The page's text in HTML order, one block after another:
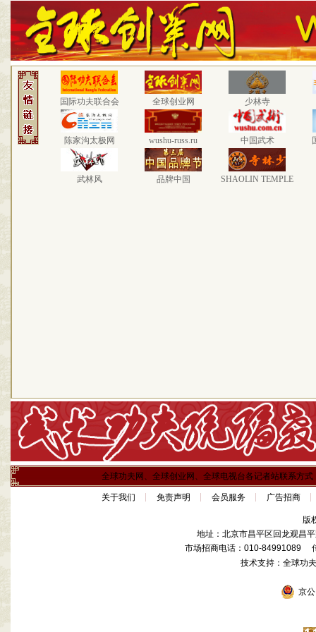
国际功夫联合会 全球创业网 少林寺
陈家沟太极网 wushu-russ.ru 中国武术
武林风 品牌中国 SHAOLIN TEMPLE
全球功夫网、全球创业网、全球电视台各记者站联系方式
关于我们 免责声明 会员服务 广告招商
版
地址：北京市昌平区回龙观昌
市场招商电话：010-84991089
技术支持：全球
京公